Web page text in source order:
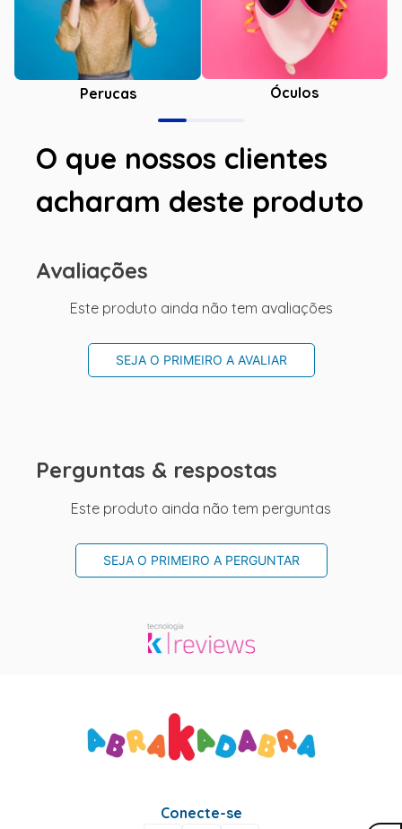
Perucas Óculos
O que nossos clientes
acharam deste produto
Avaliações
Este produto ainda não tem avaliações
SEJA O PRIMEIRO A AVALIAR
Perguntas & respostas
Este produto ainda não tem perguntas
SEJA O PRIMEIRO A PERGUNTAR
Conecte-se